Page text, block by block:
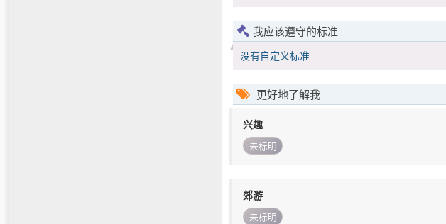
我应该遵守的标准
没有自定义标准
更好地了解我
兴趣
未标明
郊游
未标明